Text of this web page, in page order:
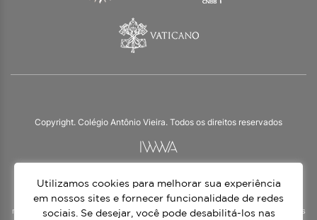
Copyright. Colégio Antônio Vieira. Todos os direitos reservados
O Colégio Antônio Vieira integra a Rede Jesuíta de Educação, tendo as suas
práticas impulsionadas pelos valores da espiritualidade inaciana – marca da
nossa identidade e das aproximadamente 1500 unidades de ensino, espalhadas
Utilizamos cookies para melhorar sua experiência
em nossos sites e fornecer funcionalidade de redes
sociais. Se desejar, você pode desabilitá-los nas